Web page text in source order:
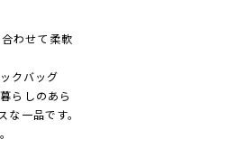
わせて柔軟
クバッグ
らしのあら
一品です。